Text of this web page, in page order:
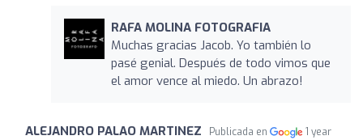
RAFA MOLINA FOTOGRAFIA
Muchas gracias Jacob. Yo también lo
pasé genial. Después de todo vimos que
el amor vence al miedo. Un abrazo!
ALEJANDRO PALAO MARTINEZ Publicada en
1 year